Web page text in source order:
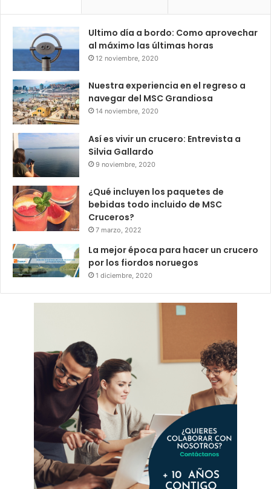
Ultimo día a bordo: Como aprovechar
al máximo las últimas horas
12 noviembre, 2020
Nuestra experiencia en el regreso a
navegar del MSC Grandiosa
14 noviembre, 2020
Así es vivir un crucero: Entrevista a
Silvia Gallardo
9 noviembre, 2020
¿Qué incluyen los paquetes de
bebidas todo incluido de MSC
Cruceros?
7 marzo, 2022
La mejor época para hacer un crucero
por los fiordos noruegos
1 diciembre, 2020